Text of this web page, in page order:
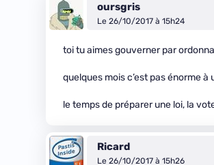
oursgris
Le 26/10/2017 à 15h24
toi tu aimes gouverner par
quelques mois c’est pas énorme
le temps de préparer une loi, la
Ricard
Le 26/10/2017 à 15h26